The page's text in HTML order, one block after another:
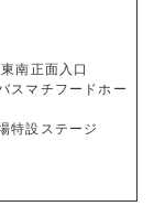
南正面入口
スマチフードホー
特設ステージ